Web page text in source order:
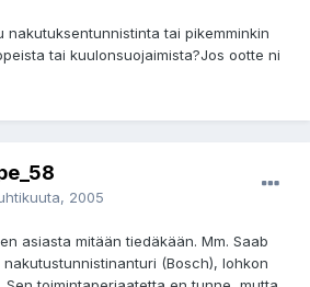
nakutuksentunnistinta tai pikemminkin
tai kuulonsuojaimista?Jos ootte ni
2005
asiasta mitään tiedäkään. Mm. Saab
(Bosch), lohkon